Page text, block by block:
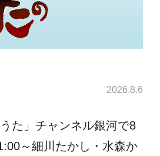
2026.8.6
た」チャンネル銀河で8
～細川たかし・水森か